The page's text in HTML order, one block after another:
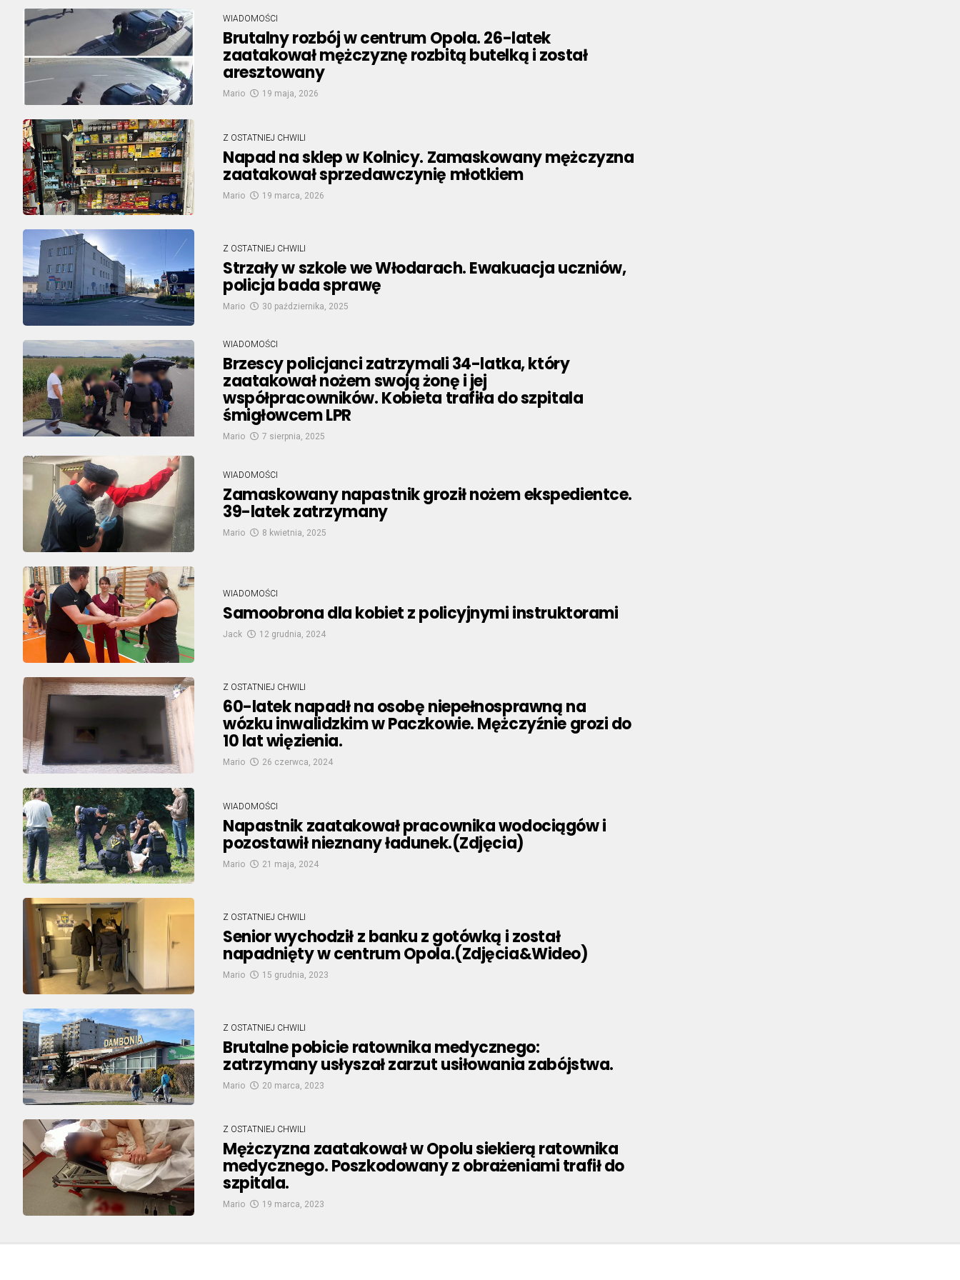
WIADOMOŚCI
Brutalny rozbój w centrum Opola. 26-latek
zaatakował mężczyznę rozbitą butelką i został
aresztowany
Mario 19 maja, 2026
Z OSTATNIEJ CHWILI
Napad na sklep w Kolnicy. Zamaskowany mężczyzna
zaatakował sprzedawczynię młotkiem
Mario 19 marca, 2026
Z OSTATNIEJ CHWILI
Strzały w szkole we Włodarach. Ewakuacja uczniów,
policja bada sprawę
Mario 30 października, 2025
WIADOMOŚCI
Brzescy policjanci zatrzymali 34-latka, który
zaatakował nożem swoją żonę i jej
współpracowników. Kobieta trafiła do szpitala
śmigłowcem LPR
Mario 7 sierpnia, 2025
WIADOMOŚCI
Zamaskowany napastnik groził nożem ekspedientce.
39-latek zatrzymany
Mario 8 kwietnia, 2025
WIADOMOŚCI
Samoobrona dla kobiet z policyjnymi instruktorami
Jack 12 grudnia, 2024
Z OSTATNIEJ CHWILI
60-latek napadł na osobę niepełnosprawną na
wózku inwalidzkim w Paczkowie. Mężczyźnie grozi do
10 lat więzienia.
Mario 26 czerwca, 2024
WIADOMOŚCI
Napastnik zaatakował pracownika wodociągów i
pozostawił nieznany ładunek.(Zdjęcia)
Mario 21 maja, 2024
Z OSTATNIEJ CHWILI
Senior wychodził z banku z gotówką i został
napadnięty w centrum Opola.(Zdjęcia&Wideo)
Mario 15 grudnia, 2023
Z OSTATNIEJ CHWILI
Brutalne pobicie ratownika medycznego:
zatrzymany usłyszał zarzut usiłowania zabójstwa.
Mario 20 marca, 2023
Z OSTATNIEJ CHWILI
Mężczyzna zaatakował w Opolu siekierą ratownika
medycznego. Poszkodowany z obrażeniami trafił do
szpitala.
Mario 19 marca, 2023